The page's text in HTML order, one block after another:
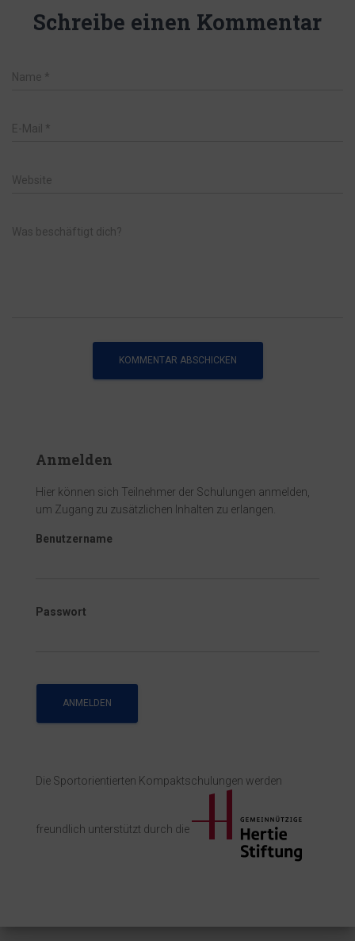
Schreibe einen Kommentar
Name *
E-Mail *
Website
Was beschäftigt dich?
Anmelden
Hier können sich Teilnehmer der Schulungen anmelden,
um Zugang zu zusätzlichen Inhalten zu erlangen.
Benutzername
Passwort
Die Sportorientierten Kompaktschulungen werden
freundlich unterstützt durch die